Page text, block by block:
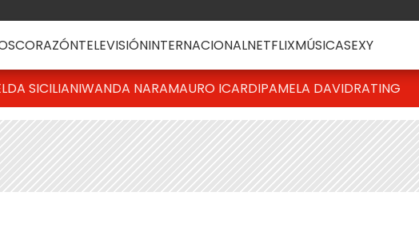
CORAZÓNTELEVISIÓNINTERNACIONALNETFLIXMÚSICASEXY
SICILIANIWANDA NARAMAURO ICARDIPAMELA DAVIDRATING